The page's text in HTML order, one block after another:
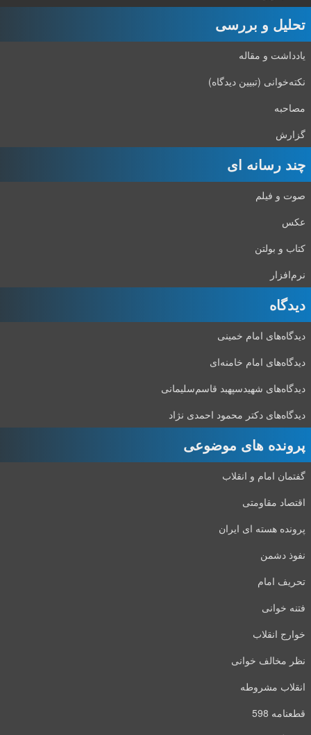
تحلیل و بررسی
یادداشت و مقاله
نکته‌خوانی (تبیین دیدگاه)
مصاحبه
گزارش
چند رسانه ای
صوت و فیلم
عکس
کتاب و بولتن
نرم‌افزار
دیدگاه‌
دیدگاه‌های امام خمینی
دیدگاه‌های امام خامنه‌ای
دیدگاه‌های شهید‌سپهبد قاسم‌سلیمانی
دیدگاه‌های دکتر محمود احمدی نژاد
پرونده های موضوعی
گفتمان امام و انقلاب
اقتصاد مقاومتی
پرونده هسته ای ایران
نفوذ دشمن
تحریف امام
فتنه خوانی
خوارج انقلاب
نظر مخالف خوانی
انقلاب مشروطه
قطعنامه 598